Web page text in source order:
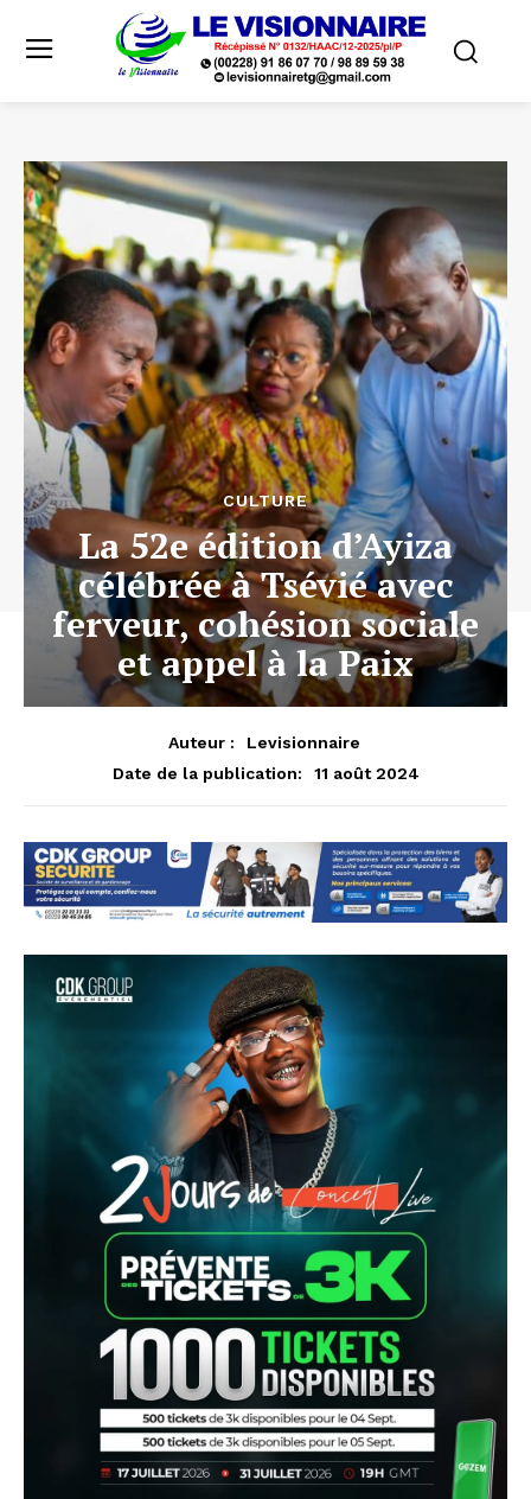
CULTURE
La 52e édition d’Ayiza
célébrée à Tsévié avec
ferveur, cohésion sociale
et appel à la Paix
Auteur :
Levisionnaire
Date de la publication:
11 août 2024